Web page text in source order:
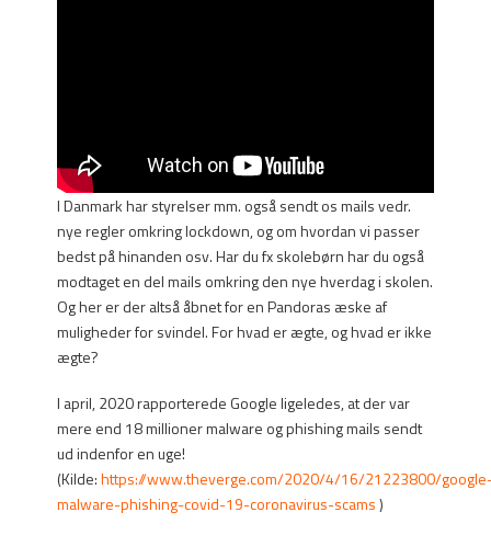
I Danmark har styrelser mm. også sendt os mails vedr.
nye regler omkring lockdown, og om hvordan vi passer
bedst på hinanden osv. Har du fx skolebørn har du også
modtaget en del mails omkring den nye hverdag i skolen.
Og her er der altså åbnet for en Pandoras æske af
muligheder for svindel. For hvad er ægte, og hvad er ikke
ægte?
I april, 2020 rapporterede Google ligeledes, at der var
mere end 18 millioner malware og phishing mails sendt
ud indenfor en uge!
(Kilde:https://www.theverge.com/2020/4/16/21223800/
malware-phishing-covid-19-coronavirus-scams)